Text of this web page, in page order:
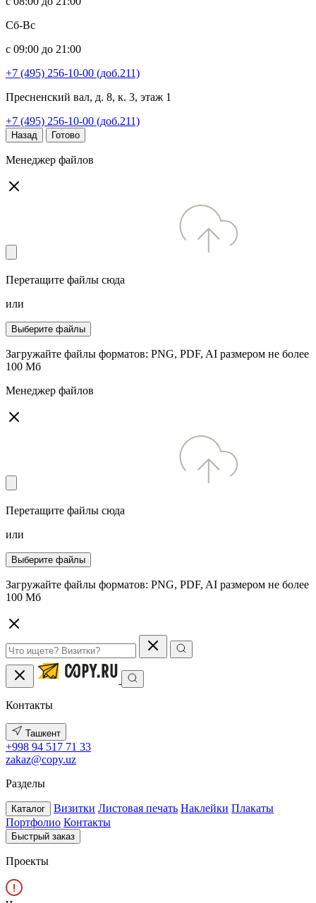
Сб-Вс
с 09:00 до 21:00
+7 (495) 256-10-00 (доб.211)
Пресненский вал, д. 8, к. 3, этаж 1
+7 (495) 256-10-00 (доб.211)
Назад Готово
Менеджер файлов
Перетащите файлы сюда
или
Выберите файлы
Загружайте файлы форматов: PNG, PDF, AI размером не более
100 Мб
Менеджер файлов
Перетащите файлы сюда
или
Выберите файлы
Загружайте файлы форматов: PNG, PDF, AI размером не более
100 Мб
Контакты
Ташкент
+998 94 517 71 33
zakaz@copy.uz
Разделы
Каталог Визитки Листовая печать Наклейки Плакаты
Портфолио Контакты
Быстрый заказ
Проекты